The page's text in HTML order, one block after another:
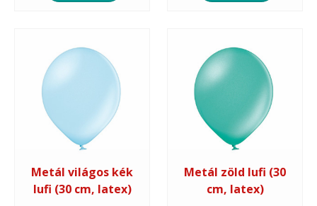
Metál világos kék
lufi (30 cm, latex)
Metál zöld lufi (30
cm, latex)